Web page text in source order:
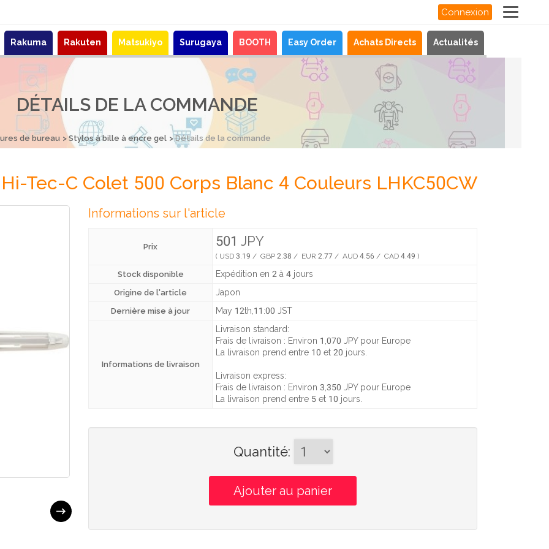
Connexion
Rakuma Rakuten Matsukiyo Surugaya BOOTH Easy Order Achats Directs Actualités
DÉTAILS DE LA COMMANDE
de bureau Stylos à bille à encre gel Détails de la commande
Tec-C Colet 500 Corps Blanc 4 Couleurs LHKC50CW
Informations sur l'article
Prix 501 JPY
( USD 3.19 / GBP 2.38 / EUR 2.77 / AUD 4.56 / CAD 4.49 )
Stock disponible Expédition en 2 à 4 jours
Origine de l'article Japon
Dernière mise à jour May 12th,11:00 JST
Informations de livraison
Livraison standard:
Frais de livraison : Environ 1,070 JPYpour Europe
La livraison prend entre 10 et 20 jours
Livraison express:
Frais de livraison : Environ 3,350 JPYpour Europe
La livraison prend entre 5 et 10 jours
Quantité: